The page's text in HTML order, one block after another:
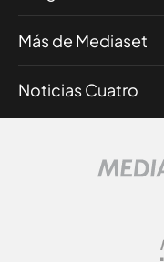
Más de Mediaset
Noticias Cuatro